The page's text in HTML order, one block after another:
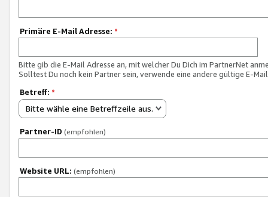
Primäre E-Mail Adresse: *
Bitte gib die E-Mail Adresse an, mit welcher Du Dich im PartnerNet
Solltest Du noch kein Partner sein, verwende eine andere gültige E-
Betreff: *
Bitte wähle eine Betreffzeile aus.
Partner-ID (empfohlen)
Website URL: (empfohlen)